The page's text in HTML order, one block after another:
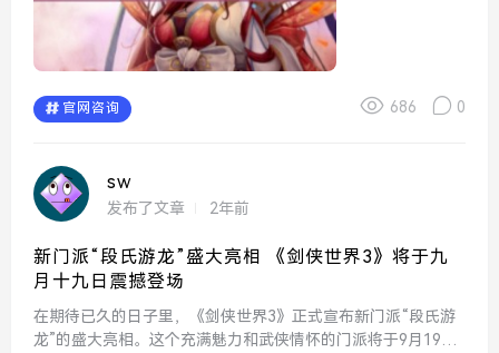
官网咨询 686 0
sw
发布了文章 2年前
新门派“段氏游龙”盛大亮相 《剑侠世界3》将于九
月十九日震撼登场
在期待已久的日子里，《剑侠世界3》正式宣布新门派“段氏游
龙”的盛大亮相。这个充满魅力和武侠情怀的门派将于9月19日